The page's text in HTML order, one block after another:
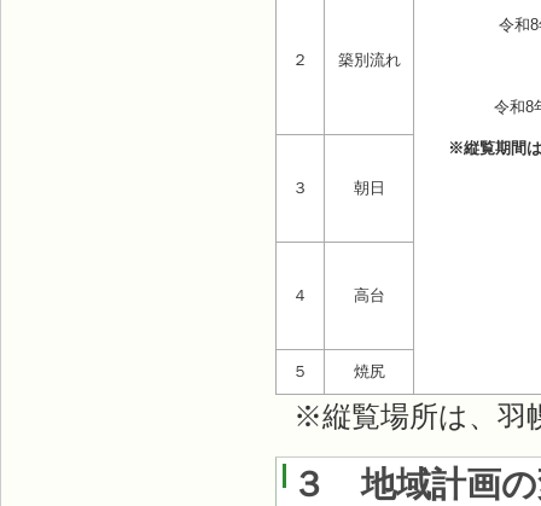
令和
令和8
※縦覧期間
２ 築別流れ
３ 朝日
４ 高台
５ 焼尻
※縦覧場所は、羽
３ 地域計画